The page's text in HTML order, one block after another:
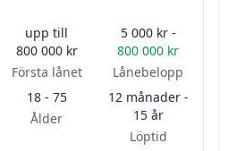
upp till
800 000 kr
Första lånet
5 000 kr -
800 000 kr
Lånebelopp
18 - 75
Ålder
12 månader -
15 år
Löptid